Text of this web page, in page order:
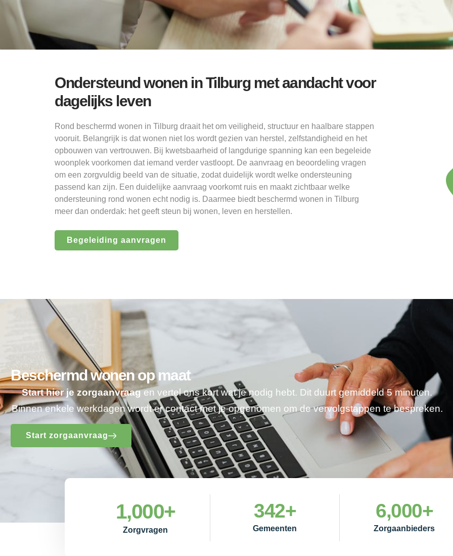
Ondersteund wonen in Tilburg met aandacht voor
dagelijks leven
Rond beschermd wonen in Tilburg draait het om veiligheid, structuur en haalbare stappen
vooruit. Belangrijk is dat wonen niet los wordt gezien van herstel, zelfstandigheid en het
opbouwen van vertrouwen. Bij kwetsbaarheid of langdurige spanning kan een begeleide
woonplek voorkomen dat iemand verder vastloopt. De aanvraag en beoordeling vragen
om een zorgvuldig beeld van de situatie, zodat duidelijk wordt welke ondersteuning
passend kan zijn. Een duidelijke aanvraag voorkomt ruis en maakt zichtbaar welke
ondersteuning rond wonen echt nodig is. Daarmee biedt beschermd wonen in Tilburg
meer dan onderdak: het geeft steun bij wonen, leven en herstellen.
Begeleiding aanvragen
Beschermd wonen op maat
Start hier je zorgaanvraagen vertel ons kort wat je nodig hebt. Dit duurt gemiddeld 5 minuten.
Binnen enkele werkdagen wordt er contact met je opgenomen om de vervolgstappen te bespreken.
Start zorgaanvraag
Zorgvragen
1,000+
Gemeenten
342+
Zorgaanbieders
6,000+